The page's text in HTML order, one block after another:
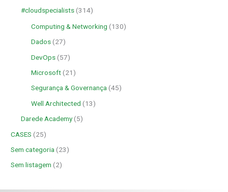
#cloudspecialists (314)
Computing & Networking (130)
Dados (27)
DevOps (57)
Microsoft (21)
Segurança & Governança (45)
Well Architected (13)
Darede Academy(5)
CASES (25)
Sem categoria (23)
Sem listagem (2)